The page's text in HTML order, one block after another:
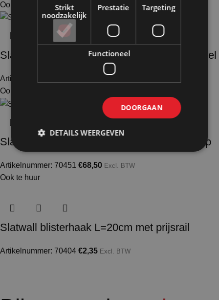
Ook te huur
Slatwallschap wit 90,6x33x0,8cm in alu profiel
Artikelnummer: 70556
Ook te huur
Slatwall glasschap 79,5x25x0,8cm in alustrip
Artikelnummer: 70451 €68,50 Excl. BTW
Ook te huur
Slatwall blisterhaak L=20cm met prijsrail
Artikelnummer: 70404 €2,35 Excl. BTW
Strikt
noodzakelijk
Prestatie Targeting
Functioneel
DOORGAAN
DETAILS WEERGEVEN